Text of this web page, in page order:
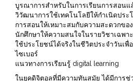
บูรณาการสำหรับในการเรียนการสอนแ
วิวัฒนาการใช้เทคโนโลยีให้กำเนิดปร
การสอนให้เหมาะสมกับความสะดวกข
นักศึกษาให้ความสนใจในรายวิชาเฉพา
ใช้ประโยชน์ได้จริงในชีวิตประจำวันเพื่
ไซเบอร์
แนวทางการเรียนรู้ digital learning
ในยุคดิจิตอลที่มีความทันสมัย ได้มีการ